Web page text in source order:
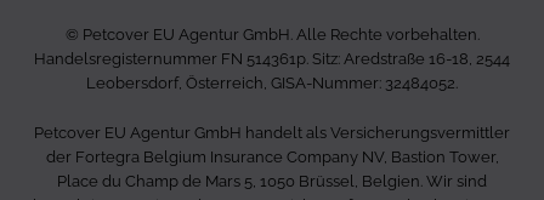
Seitenverzeichnis
2544 Leobersdorf
Österreich
info.at@petcovergroup.com
© Petcover EU Agentur GmbH. Alle Rechte vorbehalten.
Handelsregisternummer FN 514361p. Sitz: Aredstraße 16-18, 2544
Leobersdorf, Österreich, GISA-Nummer: 32484052.
Petcover EU Agentur GmbH handelt als Versicherungsvermittler
der Fortegra Belgium Insurance Company NV, Bastion Tower,
Place du Champ de Mars 5, 1050 Brüssel, Belgien. Wir sind